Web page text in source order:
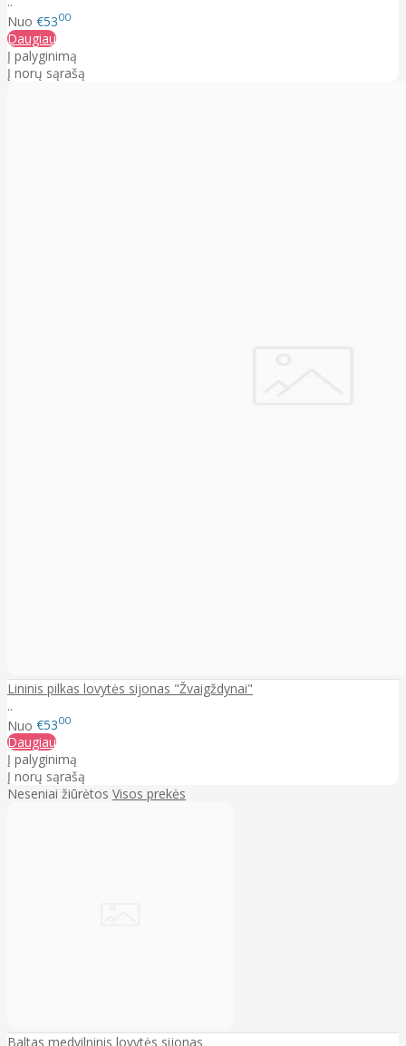
Nuo €5300
Daugiau
Į palyginimą
Į norų sąrašą
Lininis pilkas lovytės sijonas "Žvaigždynai"
..
Nuo €5300
Daugiau
Į palyginimą
Į norų sąrašą
Neseniai žiūrėtos Visos prekės
Baltas medvilninis lovytės sijonas